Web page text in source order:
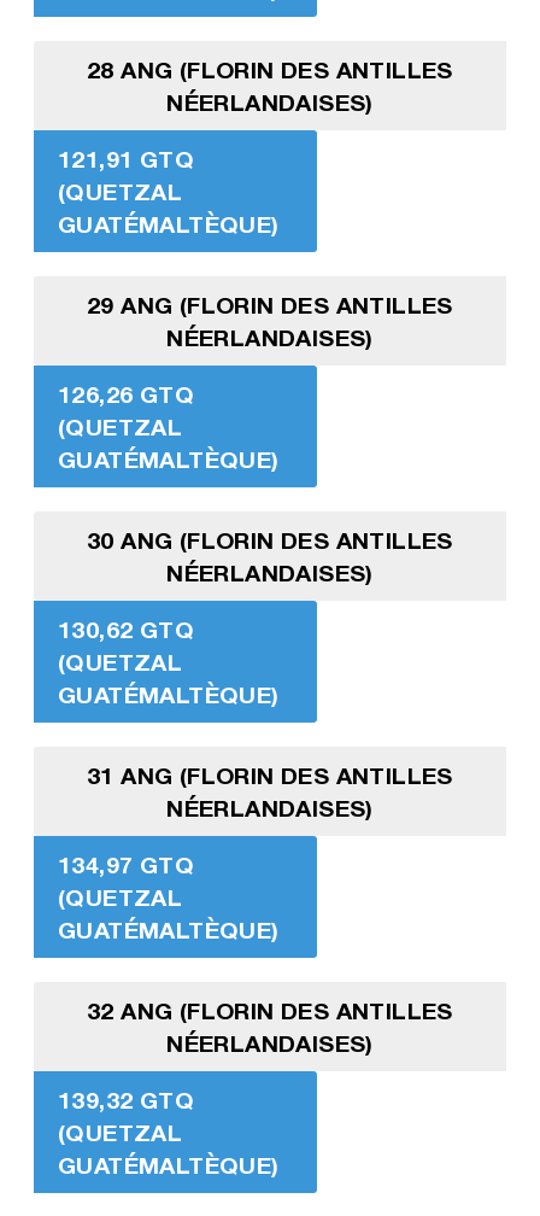
28 ANG (FLORIN DES ANTILLES
NÉERLANDAISES)
121,91 GTQ
(QUETZAL
GUATÉMALTÈQUE)
29 ANG (FLORIN DES ANTILLES
NÉERLANDAISES)
126,26 GTQ
(QUETZAL
GUATÉMALTÈQUE)
30 ANG (FLORIN DES ANTILLES
NÉERLANDAISES)
130,62 GTQ
(QUETZAL
GUATÉMALTÈQUE)
31 ANG (FLORIN DES ANTILLES
NÉERLANDAISES)
134,97 GTQ
(QUETZAL
GUATÉMALTÈQUE)
32 ANG (FLORIN DES ANTILLES
NÉERLANDAISES)
139,32 GTQ
(QUETZAL
GUATÉMALTÈQUE)